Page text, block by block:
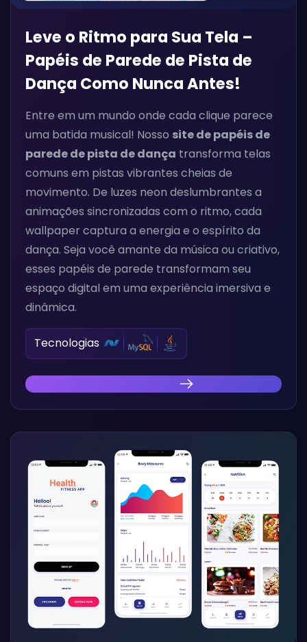
Leve o Ritmo para Sua Tela –
Papéis de Parede de Pista de
Dança Como Nunca Antes!
Entre em um mundo onde cada clique parece
uma batida musical! Nosso site de papéis de
parede de pista de dança transforma telas
comuns em pistas vibrantes cheias de
movimento. De luzes neon deslumbrantes a
animações sincronizadas com o ritmo, cada
wallpaper captura a energia e o espírito da
dança. Seja você amante da música ou criativo,
esses papéis de parede transformam seu
espaço digital em uma experiência imersiva e
dinâmica.
Tecnologias
Descubra Nossa Inovação